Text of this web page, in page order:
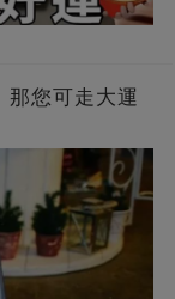
那您可走大運